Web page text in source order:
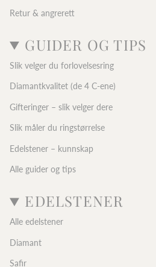
Retur & angrerett
GUIDER OG TIPS
Slik velger du forlovelsesring
Diamantkvalitet (de 4 C-ene)
Gifteringer – slik velger dere
Slik måler du ringstørrelse
Edelstener – kunnskap
Alle guider og tips
EDELSTENER
Alle edelstener
Diamant
Safir